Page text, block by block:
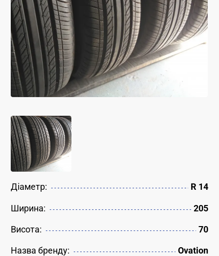
Діаметр: R 14
Ширина: 205
Висота: 70
Назва бренду: Ovation